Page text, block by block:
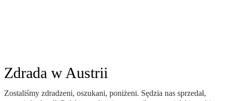
Zdrada w Austrii
Zostaliśmy zdradzeni, oszukani, poniżeni. Sędzia nas sprzedał,